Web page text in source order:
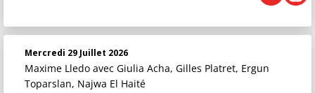
Mercredi 29 Juillet 2026
Maxime Lledo avec Giulia Acha, Gilles Platret, Ergun
Toparslan, Najwa El Haité